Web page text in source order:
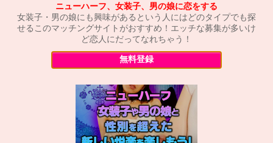
ニューハーフ、女装子、男の娘に恋をする
女装子・男の娘にも興味があるという人にはどのタイプでも探
せるこのマッチングサイトがおすすめ！エッチな募集が多いけ
ど恋人にだってなれちゃう！
無料登録